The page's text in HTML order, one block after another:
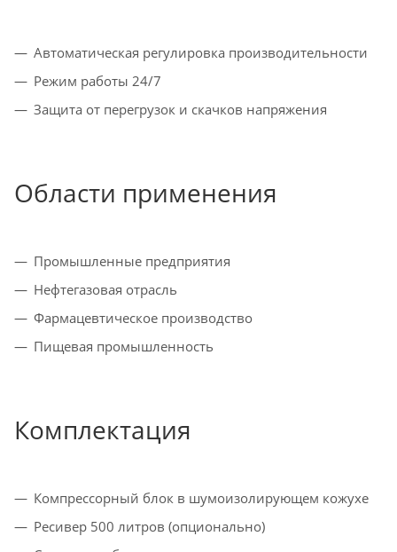
Автоматическая регулировка производительности
Режим работы 24/7
Защита от перегрузок и скачков напряжения
Области применения
Промышленные предприятия
Нефтегазовая отрасль
Фармацевтическое производство
Пищевая промышленность
Комплектация
Компрессорный блок в шумоизолирующем кожухе
Ресивер 500 литров (опционально)